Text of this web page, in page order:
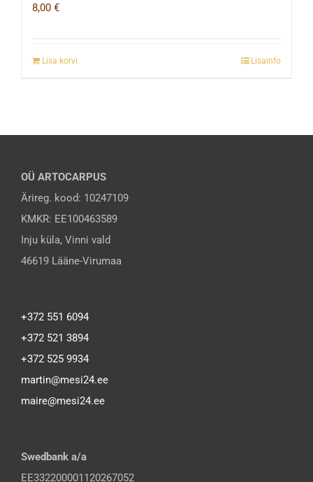
8,00 €
Lisa korvi Lisainfo
OÜ ARTOCARPUS
Ärireg. kood: 10247109
KMKR: EE100463589
Inju küla, Vinni vald
46619 Lääne-Virumaa
+372 551 6094
+372 521 3894
+372 525 9934
martin@mesi24.ee
maire@mesi24.ee
Swedbank a/a
EE332200001120267052